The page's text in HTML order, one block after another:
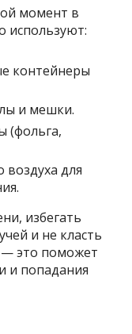
момент в
используют:
контейнеры
и мешки.
(фольга,
для
избегать
и не класть
это поможет
и попадания